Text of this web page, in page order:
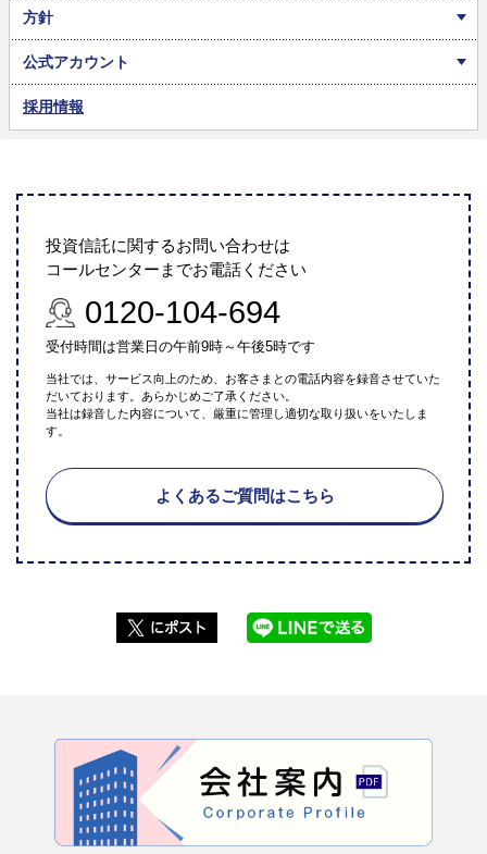
方針
公式アカウント
採用情報
投資信託に関するお問い合わせは
コールセンターまでお電話ください
0120-104-694
受付時間は営業日の午前9時～午後5時です
当社では、サービス向上のため、お客さまとの電話内容を録音させていた
だいております。あらかじめご了承ください。
当社は録音した内容について、厳重に管理し適切な取り扱いをいたしま
す。
よくあるご質問はこちら